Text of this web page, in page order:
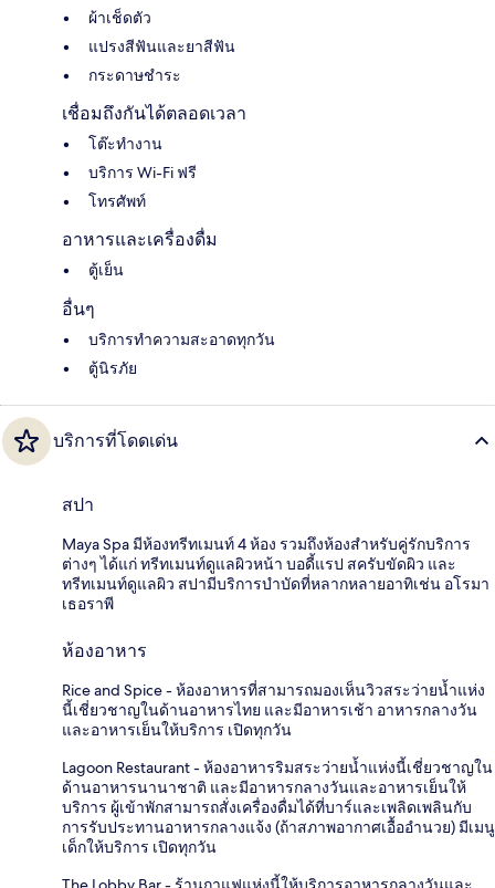
ผ้าเช็ดตัว
แปรงสีฟันและยาสีฟัน
กระดาษชำระ
เชื่อมถึงกันได้ตลอดเวลา
โต๊ะทำงาน
บริการ Wi-Fi ฟรี
โทรศัพท์
อาหารและเครื่องดื่ม
ตู้เย็น
อื่นๆ
บริการทำความสะอาดทุกวัน
ตู้นิรภัย
บริการที่โดดเด่น
สปา
Maya Spa มีห้องทรีทเมนท์ 4 ห้อง รวมถึงห้องสำหรับคู่รักบริการ
ต่างๆ ได้แก่ ทรีทเมนท์ดูแลผิวหน้า บอดี้แรป สครับขัดผิว และ
ทรีทเมนท์ดูแลผิว สปามีบริการบำบัดที่หลากหลายอาทิเช่น อโรมา
เธอราพี
ห้องอาหาร
Rice and Spice - ห้องอาหารที่สามารถมองเห็นวิวสระว่ายน้ำแห่ง
นี้เชี่ยวชาญในด้านอาหารไทย และมีอาหารเช้า อาหารกลางวัน
และอาหารเย็นให้บริการ เปิดทุกวัน
Lagoon Restaurant - ห้องอาหารริมสระว่ายน้ำแห่งนี้เชี่ยวชาญใน
ด้านอาหารนานาชาติ และมีอาหารกลางวันและอาหารเย็นให้
บริการ ผู้เข้าพักสามารถสั่งเครื่องดื่มได้ที่บาร์และเพลิดเพลินกับ
การรับประทานอาหารกลางแจ้ง (ถ้าสภาพอากาศเอื้ออำนวย) มีเมนู
เด็กให้บริการ เปิดทุกวัน